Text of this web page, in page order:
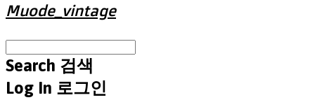
Muode_vintage
Search 검색
Log In 로그인